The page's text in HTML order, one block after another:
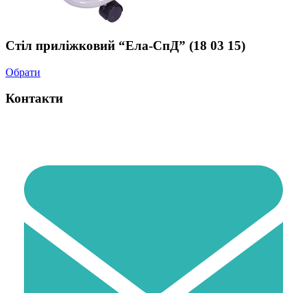
Стіл приліжковий “Ела-СпД” (18 03 15)
Обрати
Контакти